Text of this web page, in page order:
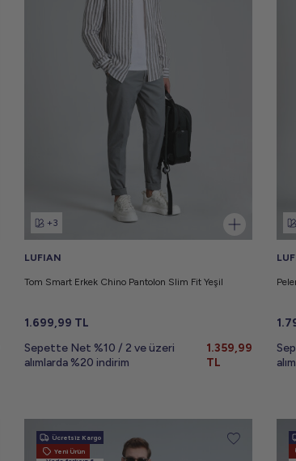
+3
LUFIAN
Tom Smart Erkek Chino Pantolon Slim Fit Yeşil
1.699,99 TL
Sepette Net %10 / 2 ve üzeri
alımlarda %20 indirim
1.359,99
TL
Ücretsiz Kargo
Yeni Ürün